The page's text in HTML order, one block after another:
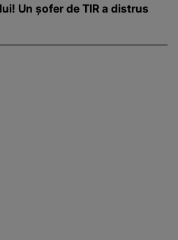
Un șofer de TIR a distrus